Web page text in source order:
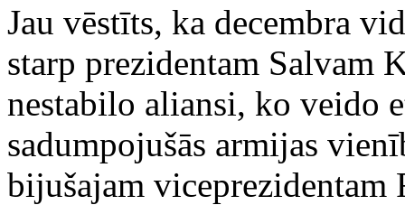
Jau vēstīts, ka decembra
starp prezidentam Salvam
nestabilo aliansi, ko veido
sadumpojušās armijas
bijušajam viceprezidentam